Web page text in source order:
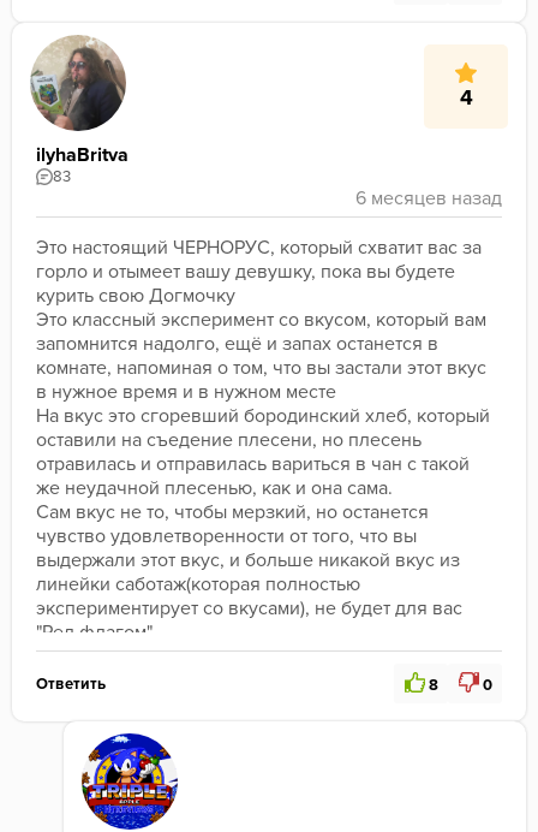
4
ilyhaBritva
83
Это настоящий ЧЕРНОРУС, который схватит вас за
горло и отымеет вашу девушку, пока вы будете
курить свою Догмочку
Это классный эксперимент со вкусом, который вам
запомнится надолго, ещё и запах останется в
комнате, напоминая о том, что вы застали этот вкус
в нужное время и в нужном месте
На вкус это сгоревший бородинский хлеб, который
оставили на съедение плесени, но плесень
отравилась и отправилась вариться в чан с такой
же неудачной плесенью, как и она сама.
Сам вкус не то, чтобы мерзкий, но останется
чувство удовлетворенности от того, что вы
выдержали этот вкус, и больше никакой вкус из
линейки саботаж(которая полностью
экспериментирует со вкусами), не будет для ваc
"Ред флагом"
ГОЙДА, БРАТЬЯ, ГИПЕРБОРЕЯ НЕ ЗА ГОРАМИ
Ответить 8 0